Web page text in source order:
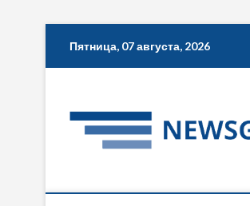
Пятница, 07 августа, 2026